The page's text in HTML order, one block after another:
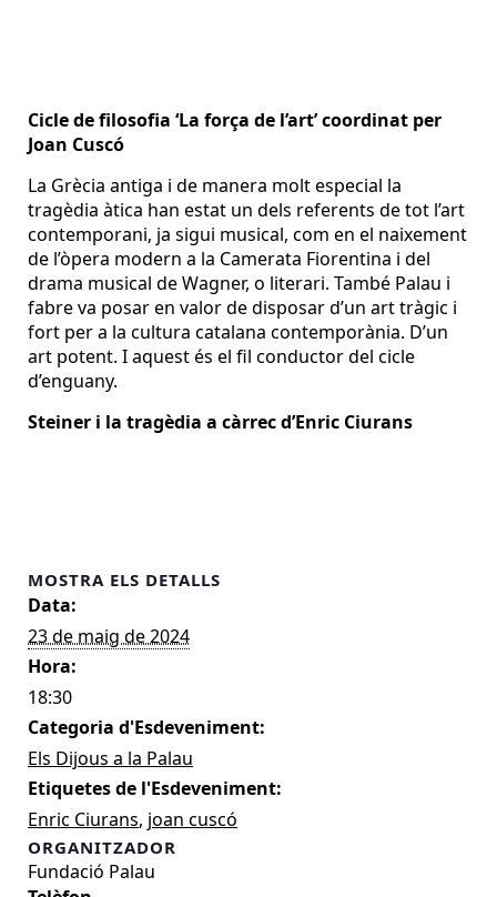
Cicle de filosofia ‘La força de l’art’ coordinat per
Joan Cuscó
La Grècia antiga i de manera molt especial la
tragèdia àtica han estat un dels referents de tot l’art
contemporani, ja sigui musical, com en el naixement
de l’òpera modern a la Camerata Fiorentina i del
drama musical de Wagner, o literari. També Palau i
fabre va posar en valor de disposar d’un art tràgic i
fort per a la cultura catalana contemporània. D’un
art potent. I aquest és el fil conductor del cicle
d’enguany.
Steiner i la tragèdia a càrrec d’Enric Ciurans
MOSTRA ELS DETALLS
Data:
23 de maig de 2024
Hora:
18:30
Categoria d'Esdeveniment:
Els Dijous a la Palau
Etiquetes de l'Esdeveniment:
Enric Ciurans, joan cuscó
ORGANITZADOR
Fundació Palau